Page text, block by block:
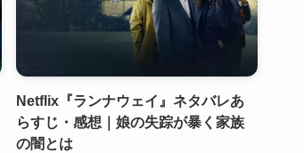
Netflix『ランナウェイ』ネタバレあ
らすじ・感想｜娘の失踪が暴く家族
の闇とは